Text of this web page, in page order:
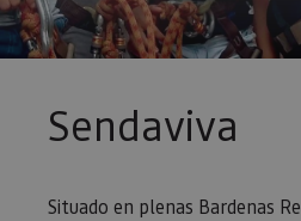
Sendaviva
Situado en plenas Bardenas